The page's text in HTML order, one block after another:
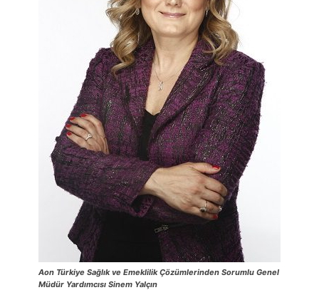
Aon Türkiye Sağlık ve Emeklilik Çözümlerinden Sorumlu Genel
Müdür Yardımcısı Sinem Yalçın